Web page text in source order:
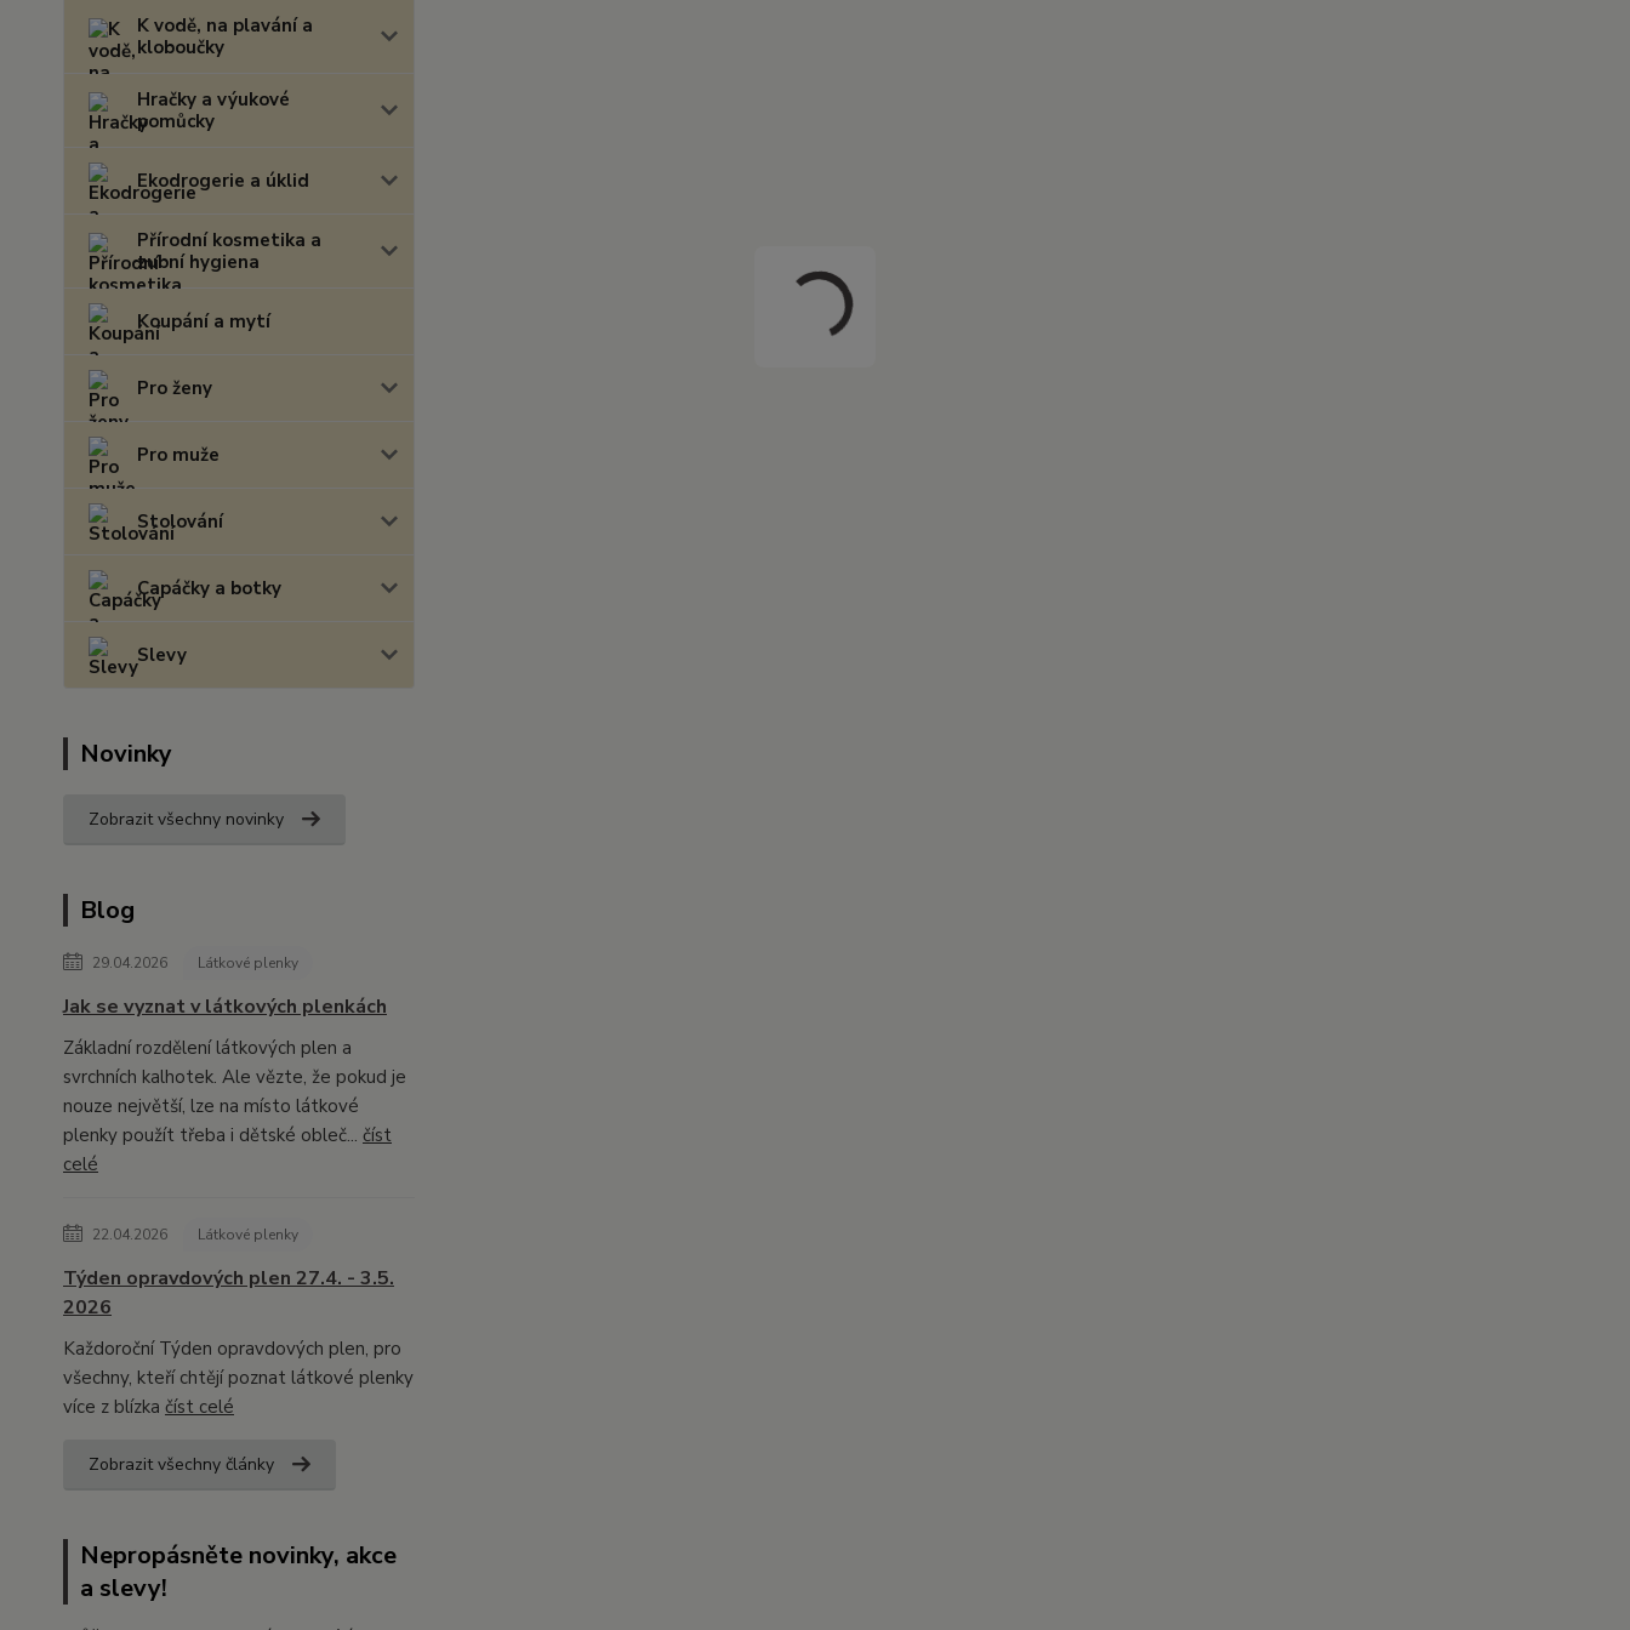
K vodě, na plavání a
kloboučky
Hračky a výukové
pomůcky
Ekodrogerie a úklid
Přírodní kosmetika a
zubní hygiena
Koupání a mytí
Pro ženy
Pro muže
Stolování
Capáčky a botky
Slevy
Novinky
Zobrazit všechny novinky
Blog
29.04.2026 Látkové plenky
Jak se vyznat v látkových plenkách
Základní rozdělení látkových plen a
svrchních kalhotek. Ale vězte, že pokud je
nouze největší, lze na místo látkové
plenky použít třeba i dětské obleč... číst
celé
22.04.2026 Látkové plenky
Týden opravdových plen 27.4. - 3.5.
2026
Každoroční Týden opravdových plen, pro
všechny, kteří chtějí poznat látkové plenky
více z blízka číst celé
Zobrazit všechny články
Nepropásněte novinky, akce
a slevy!